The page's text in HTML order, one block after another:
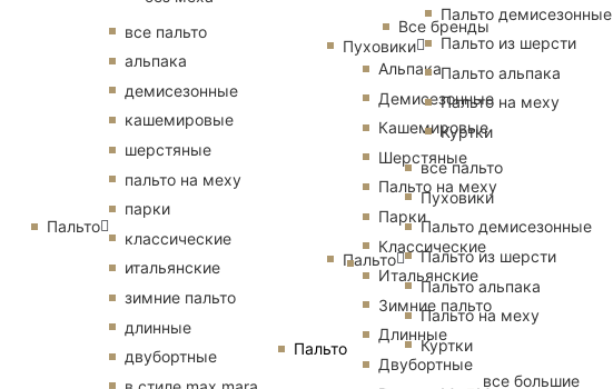
Все бренды
Пальто
Альпака
Демисезонные
Кашемировые
Шерстяные
Пальто на меху
Парки
Классические
Итальянские
Зимние пальто
Длинные
Двубортные
Пальто
все пальто
альпака
демисезонные
кашемировые
шерстяные
пальто на меху
парки
классические
итальянские
зимние пальто
длинные
двубортные
Пуховики
Пальто демисезонные
Пальто из шерсти
Пальто альпака
Пальто на меху
Куртки
Пальто
все пальто
Пуховики
Пальто демисезонные
Пальто из шерсти
Пальто альпака
Пальто на меху
Куртки
все большие